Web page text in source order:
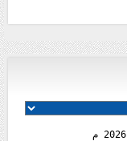
2026 م